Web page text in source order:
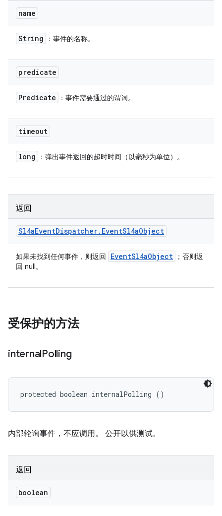
name
String ：事件的名称。
predicate
Predicate ：事件需要通过的谓词。
timeout
long ：弹出事件返回的超时时间（以毫秒为单位）。
返回
Sl4aEventDispatcher. EventSl4aObject
如果未找到任何事件，则返回 EventSl4aObject
；否则返
回 null。
受保护的方法
internalPolling
protected boolean internalPolling ()
内部轮询事件，不应调用。 公开以供测试。
返回
boolean